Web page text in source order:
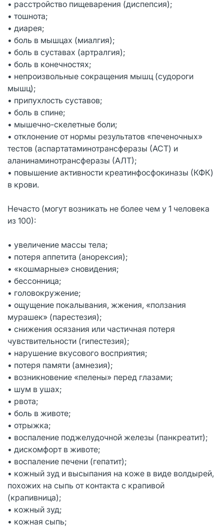
• расстройство пищеварения (диспепсия);
• тошнота;
• диарея;
• боль в мышцах (миалгия);
• боль в суставах (артралгия);
• боль в конечностях;
• непроизвольные сокращения мышц (судороги
мышц);
• припухлость суставов;
• боль в спине;
• мышечно-скелетные боли;
• отклонение от нормы результатов «печеночных»
тестов (аспартатаминотрансферазы (АСТ) и
аланинаминотрансферазы (АЛТ);
• повышение активности креатинфосфокиназы (КФК)
в крови.
Нечасто (могут возникать не более чем у 1 человека
из 100):
• увеличение массы тела;
• потеря аппетита (анорексия);
• «кошмарные» сновидения;
• бессонница;
• головокружение;
• ощущение покалывания, жжения, «ползания
мурашек» (парестезия);
• снижения осязания или частичная потеря
чувствительности (гипестезия);
• нарушение вкусового восприятия;
• потеря памяти (амнезия);
• возникновение «пелены» перед глазами;
• шум в ушах;
• рвота;
• боль в животе;
• отрыжка;
• воспаление поджелудочной железы (панкреатит);
• дискомфорт в животе;
• воспаление печени (гепатит);
• кожный зуд и высыпания на коже в виде волдырей,
похожих на сыпь от контакта с крапивой
(крапивница);
• кожный зуд;
• кожная сыпь;